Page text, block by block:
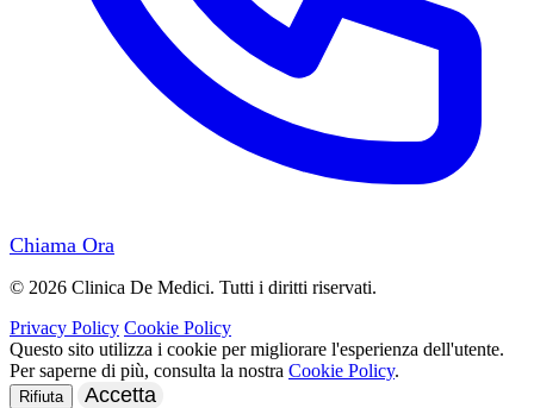
Chiama Ora
© 2026 Clinica De Medici. Tutti i diritti riservati.
Privacy Policy Cookie Policy
Questo sito utilizza i cookie per migliorare l'esperienza dell'utente.
Per saperne di più, consulta la nostra Cookie Policy.
Rifiuta Accetta